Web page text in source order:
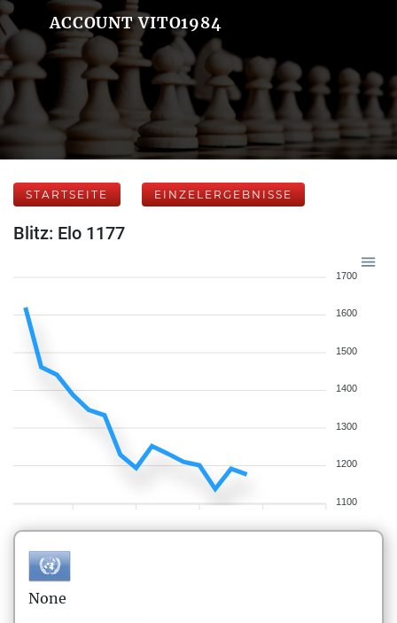
ACCOUNT VITO1984
STARTSEITE EINZELERGEBNISSE
Blitz: Elo 1177
1700
1600
1500
1400
1300
1200
1100
None